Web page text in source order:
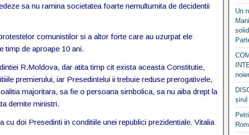
sa nu ramina societatea foarte nemultumita de decidentii
comunistilor si a altor forte care au uzurpat ele
timp de aproape 10 ani.
R.Moldova, dar atita timp cit exista aceasta Constitutie,
premierului, iar Presedintelui ii trebuie reduse prerogativele,
majoritara, sa fie o persoana simbolica, sa nu aiba drept la
demite ministri.
doi Presedinti in conditiile unei republici prezidentiale. Vitalia
Un
șirul